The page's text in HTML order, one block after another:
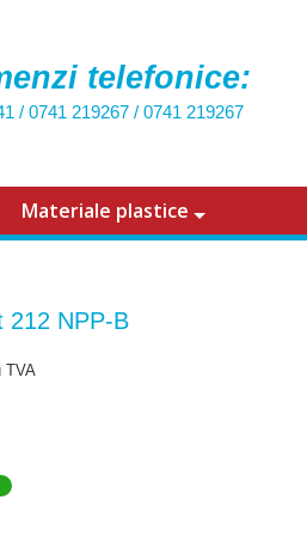
telefonice:
/ 0741 219267/ 0741 219267
Materiale plastice
212 NPP-B
TVA